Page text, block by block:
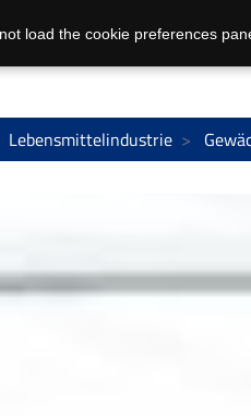
Lebensmittelindustrie
load the cookie preferences